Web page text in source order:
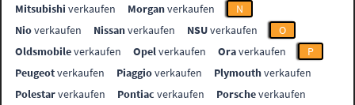
Mitsubishi verkaufen Morganverkaufen
N
Nioverkaufen Nissanverkaufen NSUverkaufen
O
Oldsmobileverkaufen Opelverkaufen Oraverkaufen
P
Peugeotverkaufen Piaggioverkaufen Plymouthverkaufen
Polestarverkaufen Pontiac verkaufen Porscheverkaufen